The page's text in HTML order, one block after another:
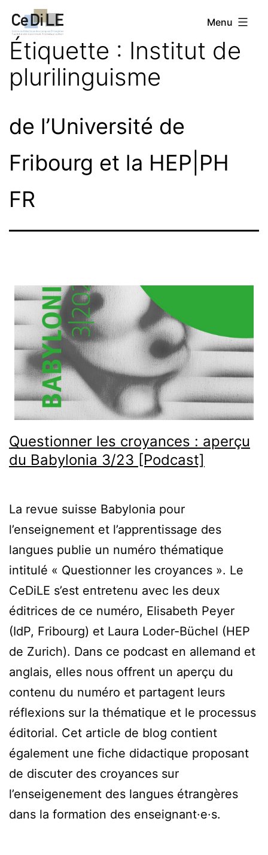
au
contenu
CeDiLE Menu
Étiquette : Institut de
plurilinguisme
de l’Université de
Fribourg et la HEP|PH
FR
Questionner les croyances : aperçu
du Babylonia 3/23 [Podcast]
La revue suisse Babylonia pour
l’enseignement et l’apprentissage des
langues publie un numéro thématique
intitulé « Questionner les croyances ». Le
CeDiLE s’est entretenu avec les deux
éditrices de ce numéro, Elisabeth Peyer
(IdP, Fribourg) et Laura Loder-Büchel (HEP
de Zurich). Dans ce podcast en allemand et
anglais, elles nous offrent un aperçu du
contenu du numéro et partagent leurs
réflexions sur la thématique et le processus
éditorial. Cet article de blog contient
également une fiche didactique proposant
de discuter des croyances sur
l’enseigenement des langues étrangères
dans la formation des enseignant·e·s.